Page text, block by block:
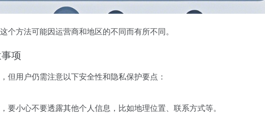
方法可能因运营商和地区的不同而有所不同。
项
但用户仍需注意以下安全性和隐私保护要点：
要小心不要透露其他个人信息，比如地理位置、联系方式等。